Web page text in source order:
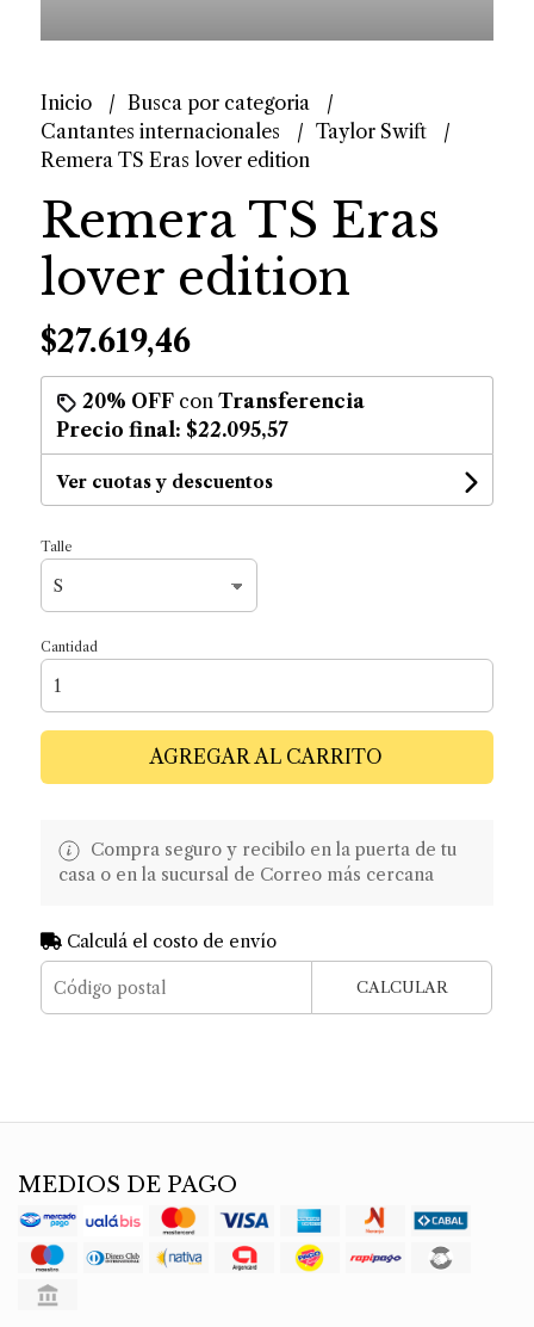
Inicio
Busca por categoria
Cantantes internacionales
Taylor Swift
Remera TS Eras lover edition
Remera TS Eras
lover edition
$27.619,46
20% OFFcon Transferencia
Precio final: $22.095,57
Ver cuotas y descuentos
Talle
Cantidad
AGREGAR AL CARRITO
Compra seguro y recibilo en la puerta de tu
casa o en la sucursal de Correo más cercana
Calculá el costo de envío
CALCULAR
MEDIOS DE PAGO